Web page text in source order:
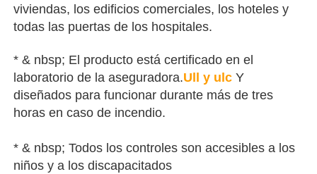
viviendas, los edificios comerciales, los hoteles y
todas las puertas de los hospitales.
* & nbsp; El producto está certificado en el
laboratorio de la aseguradora.Ull y ulc Y
diseñados para funcionar durante más de tres
horas en caso de incendio.
* & nbsp; Todos los controles son accesibles a los
niños y a los discapacitados